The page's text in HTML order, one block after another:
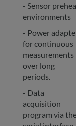
- Sensor
environments
- Power
for continuous
measurements
over long
periods.
- Data
acquisition
program via